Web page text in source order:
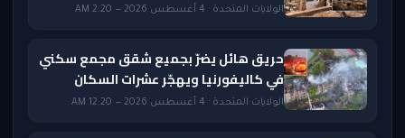
الولايات المتحدة · 4 أغسطس 2026 — 2:20 AM
حريق هائل يضرّ بجميع شقق مجمع سكني
في كاليفورنيا ويهجّر عشرات السكان
الولايات المتحدة · 4 أغسطس 2026 — 12:20 AM